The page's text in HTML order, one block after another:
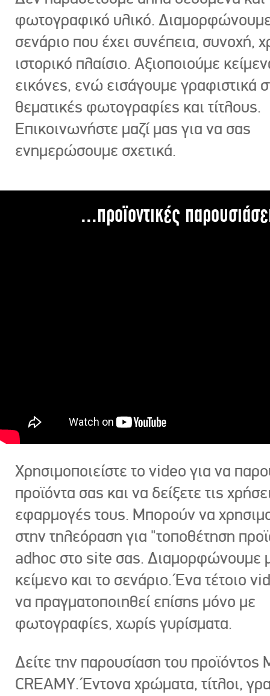
φωτογραφικό υλικό.
σενάριο που έχει συνέπεια, συνοχή,
ιστορικό πλαίσιο. Αξιοποιούμε
εικόνες, ενώ εισάγουμε γραφιστικά
θεματικές φωτογραφίες και τίτλους.
Επικοινωνήστε μαζί μας για να σας
ενημερώσουμε σχετικά.
...προϊοντικές
Χρησιμοποιείστε το video για να
προϊόντα σας και να δείξετε τις
εφαρμογές τους. Μπορούν να
στην τηλεόραση για "τοποθέτηση
adhoc στο site σας. Διαμορφώνουμε
κείμενο και το σενάριο. Ένα τέτοιο
να πραγματοποιηθεί επίσης μόνο με
φωτογραφίες, χωρίς γυρίσματα.
Δείτε την παρουσίαση του προϊόντος
CREAMY. Έντονα χρώματα, τίτλοι,